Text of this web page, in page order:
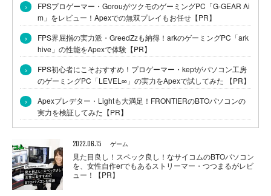
›
FPSプロゲーマー・GorouがツクモのゲーミングPC「G-GEAR Ai
m」をレビュー！Apexでの無双プレイもお任せ【PR】
›
FPS界屈指の実力派・GreedZzも納得！arkのゲーミングPC「ark
hive」の性能をApexで体験【PR】
›
FPS初心者にこそおすすめ！プロゲーマー・keptがパソコン工房
のゲーミングPC「LEVEL∞」の実力をApexで試してみた 【PR】
›
Apexプレデター・Lightも大満足！FRONTIERのBTOパソコンの
実力を検証してみた【PR】
2022.06.15 ゲーム
見た目良し！スペック良し！なサイコムのBTOパソコン
を、女性自作erでもあるストリーマー・つつまるがレビ
ュー！【PR】